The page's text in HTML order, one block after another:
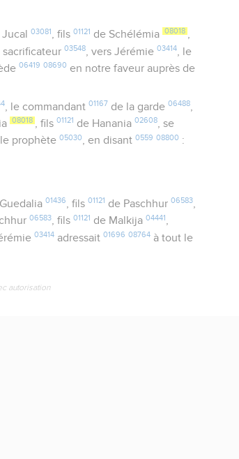
Jucal 03081, fils 01121 de Schélémia 08018 ,
sacrificateur03548 , vers Jérémie03414
, le
06419 08690 en notre faveur auprès de
, le commandant 01167 de la garde 06488,
08018 , fils01121 de Hanania02608, se
prophète05030, en disant0559 08800 :
01436, fils 01121 de Paschhur 06583,
06583, fils01121 de Malkija04441,
03414 adressait01696 08764 à tout le
autorisation